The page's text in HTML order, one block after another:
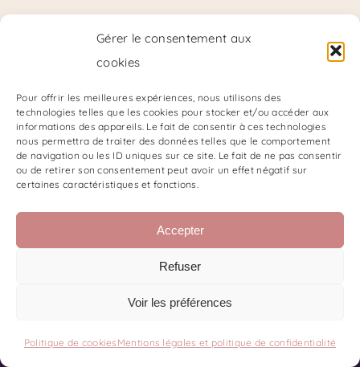
Gérer le consentement aux
cookies
Pour offrir les meilleures expériences, nous utilisons des
technologies telles que les cookies pour stocker et/ou accéder aux
informations des appareils. Le fait de consentir à ces technologies
nous permettra de traiter des données telles que le comportement
de navigation ou les ID uniques sur ce site. Le fait de ne pas consentir
ou de retirer son consentement peut avoir un effet négatif sur
certaines caractéristiques et fonctions.
Accepter
Refuser
Voir les préférences
Politique de cookies Mentions légales et politique de confidentialité
Guidance
Personnalisée
55,00€